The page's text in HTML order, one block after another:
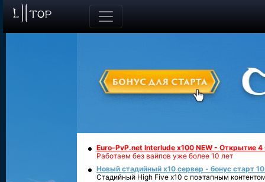
Euro-PvP.net Interlude х100 NEW - Открытие 4
Работаем без вайпов уже более 10 лет
Новый стадийный х10 сервер - бонус старт
Стадийный High Five x10 с поэтапным